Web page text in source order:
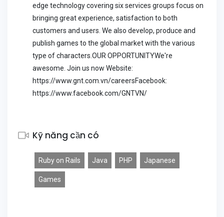
edge technology covering six services groups focus on
bringing great experience, satisfaction to both
customers and users. We also develop, produce and
publish games to the global market with the various
type of characters.OUR OPPORTUNITYWe're
awesome. Join us now Website:
https://www.gnt.com.vn/careersFacebook:
https://www.facebook.com/GNTVN/
Kỹ năng cần có
Ruby on Rails Java PHP Japanese
Games